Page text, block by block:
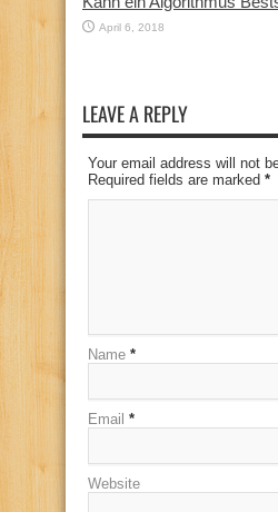
April 6, 2018
LEAVE A REPLY
Your email address will not
Required fields are marked *
Name *
Email *
Website